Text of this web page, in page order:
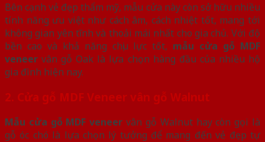
Bên cạnh vẻ đẹp thẩm mỹ, mẫu cửa này còn sở hữu nhiều
tính năng ưu việt như cách âm, cách nhiệt tốt, mang tới
không gian yên tĩnh và thoải mái nhất cho gia chủ. Với độ
bền cao và khả năng chịu lực tốt, mẫu cửa gỗ MDF
veneer vân gỗ Oak là lựa chọn hàng đầu của nhiều hộ
gia đình hiện nay.
2. Cửa gỗ MDF Veneer vân gỗ Walnut
Mẫu cửa gỗ MDF veneervân gỗ Walnut hay còn gọi là
gỗ óc chó là lựa chọn lý tưởng để mang đến vẻ đẹp tự